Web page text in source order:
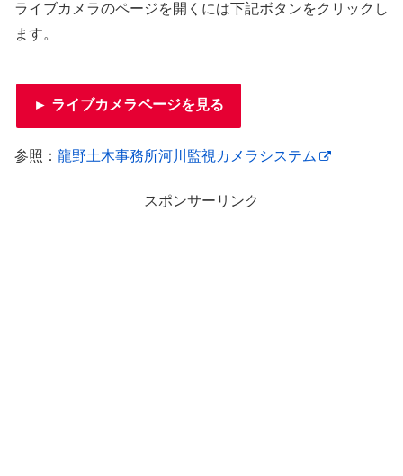
ライブカメラのページを開くには下記ボタンをクリックし
ます。
► ライブカメラページを見る
参照： 龍野土木事務所河川監視カメラシステム
スポンサーリンク